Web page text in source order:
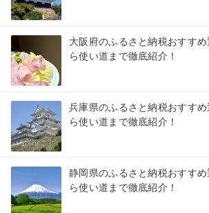
大阪府のふるさと納税おすす
ら使い道まで徹底紹介！
兵庫県のふるさと納税おすす
ら使い道まで徹底紹介！
静岡県のふるさと納税おすす
ら使い道まで徹底紹介！